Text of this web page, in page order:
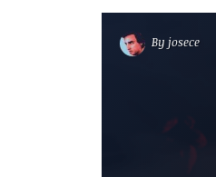
By josece